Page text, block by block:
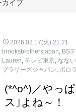
カイブ
2026.02.17(火) 21:21
brooksbrothersjapan, BS
Lauren, テレビ東京, なな
ブラザーズジャパン, ポロ
(*^o^)／やっ
ス｣よね～！